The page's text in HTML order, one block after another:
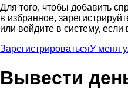
Для того, чтобы добавить
в избранное,
или войдите в систему,
ЗарегистрироватьсяУ меня
Вывести